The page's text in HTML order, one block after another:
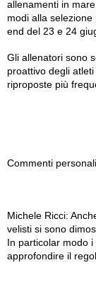
allenamenti in
modi alla
end del 23 e 24
Gli allenatori sono
proattivo degli
riproposte più
Commenti
Michele Ricci:
velisti si sono
In particolar modo
approfondire il